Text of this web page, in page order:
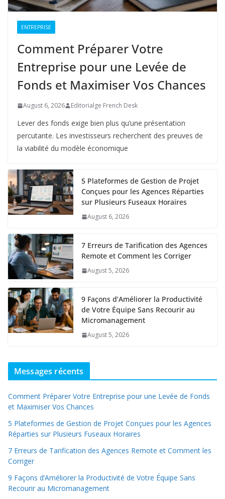
ENTREPRISE
Comment Préparer Votre
Entreprise pour une Levée de
Fonds et Maximiser Vos Chances
August 6, 2026 Editorialge French Desk
Lever des fonds exige bien plus qu’une présentation
percutante. Les investisseurs recherchent des preuves de
la viabilité du modèle économique
5 Plateformes de Gestion de Projet
Conçues pour les Agences Réparties
sur Plusieurs Fuseaux Horaires
August 6, 2026
7 Erreurs de Tarification des Agences
Remote et Comment les Corriger
August 5, 2026
9 Façons d’Améliorer la Productivité
de Votre Équipe Sans Recourir au
Micromanagement
August 5, 2026
Messages récents
Comment Préparer Votre Entreprise pour une Levée de Fonds
et Maximiser Vos Chances
5 Plateformes de Gestion de Projet Conçues pour les Agences
Réparties sur Plusieurs Fuseaux Horaires
7 Erreurs de Tarification des Agences Remote et Comment les
Corriger
9 Façons d’Améliorer la Productivité de Votre Équipe Sans
Recourir au Micromanagement